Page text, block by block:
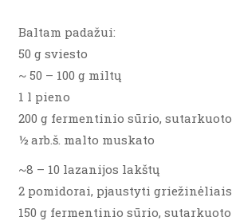
Baltam padažui:
50 g sviesto
~ 50 – 100 g miltų
1 l pieno
200 g fermentinio sūrio, sutarkuoto
½ arb.š. malto muskato
~8 – 10 lazanijos lakštų
2 pomidorai, pjaustyti griežinėliais
150 g fermentinio sūrio, sutarkuoto